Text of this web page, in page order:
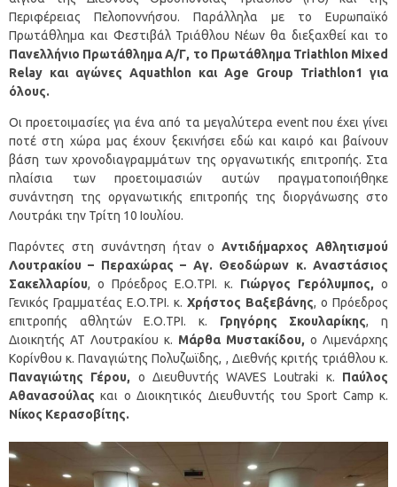
Περιφέρειας Πελοποννήσου. Παράλληλα με το Ευρωπαϊκό
Πρωτάθλημα και Φεστιβάλ Τριάθλου Νέων θα διεξαχθεί και το
Πανελλήνιο Πρωτάθλημα Α/Γ, το Πρωτάθλημα Triathlon Mixed
Relay και αγώνες Aquathlon και Age Group Triathlon1 για
όλους.
Οι προετοιμασίες για ένα από τα μεγαλύτερα event που έχει γίνει
ποτέ στη χώρα μας έχουν ξεκινήσει εδώ και καιρό και βαίνουν
βάση των χρονοδιαγραμμάτων της οργανωτικής επιτροπής. Στα
πλαίσια των προετοιμασιών αυτών πραγματοποιήθηκε
συνάντηση της οργανωτικής επιτροπής της διοργάνωσης στο
Λουτράκι την Τρίτη 10 Ιουλίου.
Παρόντες στη συνάντηση ήταν οΑντιδήμαρχος Αθλητισμού
Λουτρακίου – Περαχώρας – Αγ. Θεοδώρων κ. Αναστάσιος
Σακελλαρίου, ο Πρόεδρος Ε.Ο.ΤΡΙ. κ. Γιώργος Γερόλυμπος, ο
Γενικός Γραμματέας Ε.Ο.ΤΡΙ. κ. Χρήστος Βαξεβάνης, ο Πρόεδρος
επιτροπής αθλητών Ε.Ο.ΤΡΙ. κ. Γρηγόρης Σκουλαρίκης, η
Διοικητής ΑΤ Λουτρακίου κ. Μάρθα Μυστακίδου, ο Λιμενάρχης
Κορίνθου κ. Παναγιώτης Πολυζωϊδης, , Διεθνής κριτής τριάθλου κ.
Παναγιώτης Γέρου, ο Διευθυντής WAVES Loutraki κ. Παύλος
Αθανασούλας και ο Διοικητικός Διευθυντής του Sport Camp κ.
Νίκος Κερασοβίτης.